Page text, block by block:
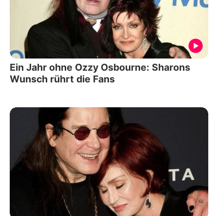
Ein Jahr ohne Ozzy Osbourne: Sharons
Wunsch rührt die Fans